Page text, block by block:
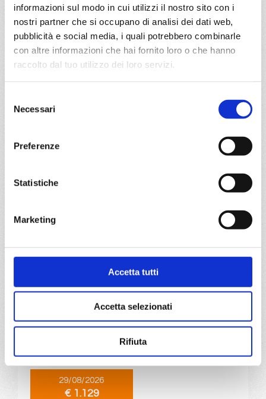
informazioni sul modo in cui utilizzi il nostro sito con i
nostri partner che si occupano di analisi dei dati web,
pubblicità e social media, i quali potrebbero combinarle
con altre informazioni che hai fornito loro o che hanno
raccolto dal tuo utilizzo dei loro servizi.
delNecessari
Preferenze
Statistiche
Marketing
Accetta tutti
Accetta selezionati
Rifiuta
DETTAGLI
Nord Europa8 giorni
da CopenhagenconMSC
09/07/2028
daCopenhagen
Diadema
Copenhagen, Hellesylt , Geiranger , Alesund, Stavanger,
29/08/2026
€ 1.129